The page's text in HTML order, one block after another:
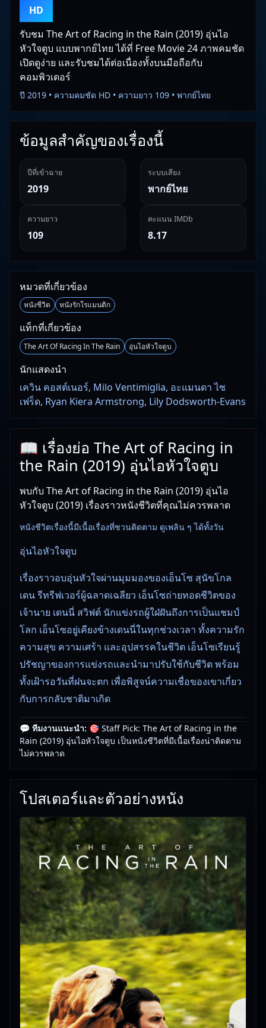
HD
รับชม The Art of Racing in the Rain (2019) อุ่นไอ
หัวใจตูบ แบบพากย์ไทย ได้ที่ Free Movie 24 ภาพคมชัด
เปิดดูง่าย และรับชมได้ต่อเนื่องทั้งบนมือถือกับ
คอมพิวเตอร์
ปี 2019 • ความคมชัด HD • ความยาว 109 • พากย์ไทย
ข้อมูลสำคัญของเรื่องนี้
ปีที่เข้าฉาย
2019
ระบบเสียง
พากย์ไทย
ความยาว
109
คะแนน IMDb
8.17
หมวดที่เกี่ยวข้อง
หนังชีวิต หนังรักโรแมนติก
แท็กที่เกี่ยวข้อง
The Art Of Racing In The Rain อุ่นไอหัวใจตูบ
นักแสดงนำ
เควิน คอสต์เนอร์, Milo Ventimiglia, อะแมนดา ไซ
เฟร็ด, Ryan Kiera Armstrong, Lily Dodsworth-Evans
📖 เรื่องย่อ The Art of Racing in
the Rain (2019) อุ่นไอหัวใจตูบ
พบกับ The Art of Racing in the Rain (2019) อุ่นไอ
หัวใจตูบ (2019) เรื่องราวหนังชีวิตที่คุณไม่ควรพลาด
หนังชีวิตเรื่องนี้มีเนื้อเรื่องที่ชวนติดตาม ดูเพลิน ๆ ได้ทั้งวัน
อุ่นไอหัวใจตูบ
เรื่องราวอบอุ่นหัวใจผ่านมุมมองของเอ็นโซ สุนัขโกล
เดน รีทรีฟเวอร์ผู้ฉลาดเฉลียว เอ็นโซถ่ายทอดชีวิตของ
เจ้านาย เดนนี่ สวิฟต์ นักแข่งรถผู้ใฝ่ฝันถึงการเป็นแชมป์
โลก เอ็นโซอยู่เคียงข้างเดนนี่ในทุกช่วงเวลา ทั้งความรัก
ความสุข ความเศร้า และอุปสรรคในชีวิต เอ็นโซเรียนรู้
ปรัชญาของการแข่งรถและนำมาปรับใช้กับชีวิต พร้อม
ทั้งเฝ้ารอวันที่ฝนจะตก เพื่อพิสูจน์ความเชื่อของเขาเกี่ยว
กับการกลับชาติมาเกิด
🎥 อัปเดตโดยทีมงาน Free Movie 24— ตรวจสอบล่าสุด:
29/05/2026 |เกี่ยวกับเรา
💬 ทีมงานแนะนำ: 🎯 Staff Pick: The Art of Racing in the
Rain (2019) อุ่นไอหัวใจตูบ เป็นหนังชีวิตที่มีเนื้อเรื่องน่าติดตาม
ไม่ควรพลาด
โปสเตอร์และตัวอย่างหนัง